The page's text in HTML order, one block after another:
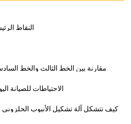
النقاط
مقارنة بين الخط الثالث والخط
الاحتياطات للصيانة
كيف تتشكل آلة تشكيل الأنبوب